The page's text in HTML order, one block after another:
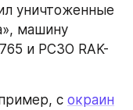
уничтоженные
машину
и РСЗО RAK-
с окраин